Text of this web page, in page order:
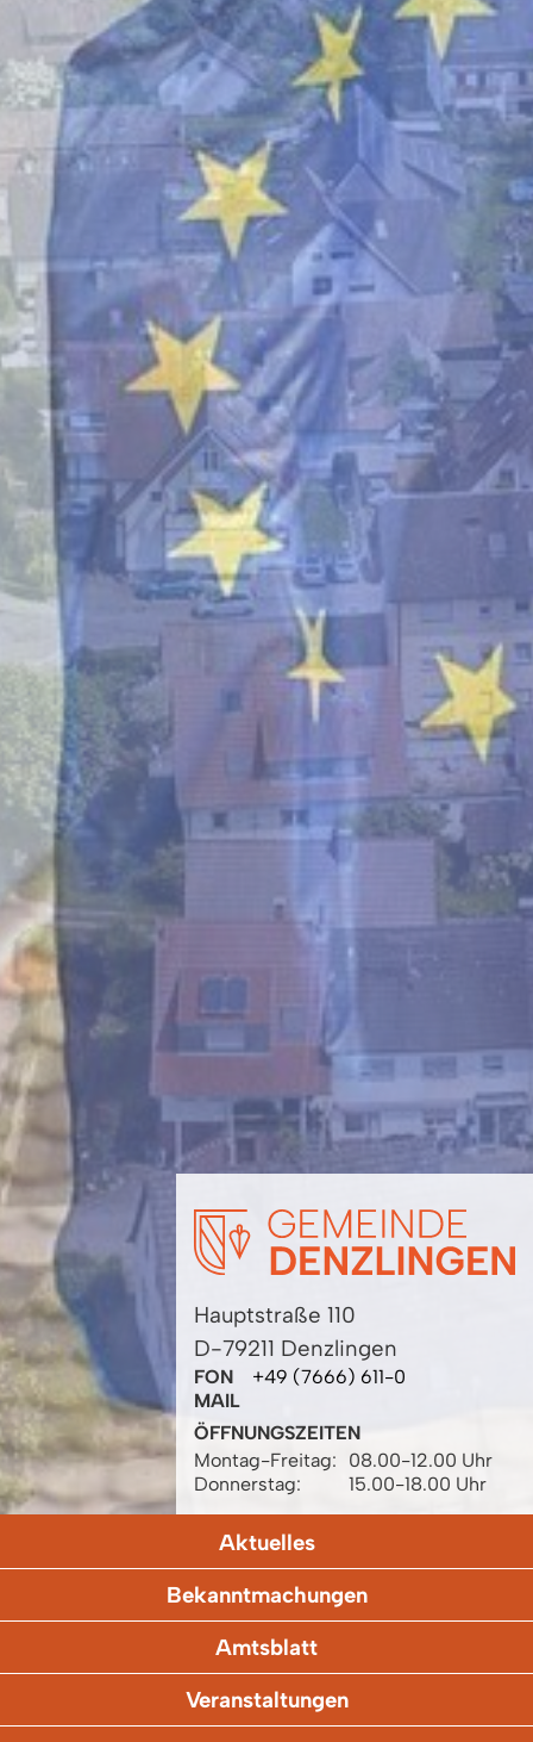
Hauptstraße 110
D-79211 Denzlingen
FON
+49 (7666) 611-0
MAIL
ÖFFNUNGSZEITEN
Montag-Freitag:
08.00-12.00 Uhr
Donnerstag:
15.00-18.00 Uhr
Aktuelles
Bekanntmachungen
Amtsblatt
Veranstaltungen